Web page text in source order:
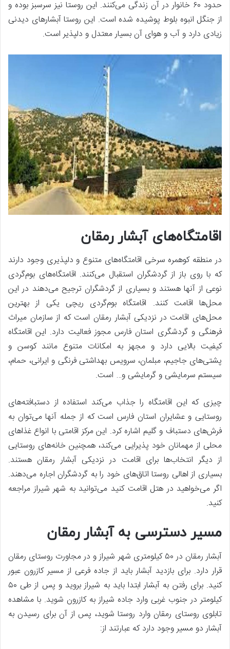
حدود ۶۰ خانوار در آن زندگی می‌کنند. این روستا نیز سرسبز بوده و
از جنگل انبوه بلوط پوشیده شده است. این روستا آبشارهای دیدنی
زیادی دارد و آب و هوای آن بسیار معتدل و دلپذیر است.
اقامتگاه‌های آبشار رمقان
در منطقه کوهمره سرخی اقامتگاه‌های متنوع و دلپذیری وجود دارند
که با روی باز از گردشگران استقبال می‌کنند. اقامتگاه‌های بوم‌گردی
نوعی از آنها هستند و بسیاری از گردشگران ترجیح می‌دهند در این
محل‌ها اقامت کنند. اقامتگاه بوم‌گردی ریچی یکی از بهترین
محل‌های اقامت در نزدیکی آبشار رمقان است که از سازمان میراث
فرهنگی و گردشگری استان فارس مجوز فعالیت دارد. این اقامتگاه
کیفیت بالایی دارد و مجهز به امکانات متنوع مانند کوسن و
پشتی‌های جاجیم، مبلمان، سرویس بهداشتی فرنگی و ایرانی، حمام،
سیستم سرمایشی و گرمایشی و… است.
چیزی که این اقامتگاه را جذاب می‌کند استفاده از دستبافته‌های
روستایی و عشایران استان فارس است که از جمله آنها می‌توان به
فرش‌های دستباف و گلیم اشاره کرد. این مرکز اقامتی با انواع غذاهای
محلی از مهمانان خود پذیرایی می‌کند، همچنین خانه‌های روستایی
از دیگر انتخاب‌ها برای اقامت در نزدیکی آبشار رمقان هستند.
بسیاری از اهالی روستا اتاق‌های خود را به گردشگران اجاره می‌دهند.
اگر می‌خواهید در هتل اقامت کنید می‌توانید به شهر شیراز مراجعه
کنید.
مسیر دسترسی به آبشار رمقان
آبشار رمقان در ۵۰ کیلومتری شهر شیراز و در مجاورت روستای رمقان
قرار دارد. برای بازدید آبشار باید از جاده فرعی از مسیر کازرون عبور
کنید. برای رفتن به آبشار ابتدا باید به شیراز بروید و پس از طی ۵۰
کیلومتر در جنوب غربی وارد جاده شیراز به کازرون شوید. با مشاهده
تابلوی روستای رمقان وارد روستا شوید، پس از آن برای رسیدن به
آبشار دو مسیر وجود دارد که عبارتند از: